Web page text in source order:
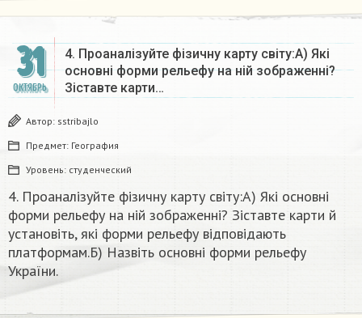
31
ОКТЯБРЬ
4. Проаналізуйте фізичну карту світу:А) Які
основні форми рельефу на нiй зображеннi?
Зіставте карти…
Автор: sstribajlo
Предмет: География
Уровень: студенческий
4. Проаналізуйте фізичну карту світу:А) Які основні
форми рельефу на нiй зображеннi? Зіставте карти й
установіть, які форми рельефу вiдповiдають
платформам.Б) Назвіть основні форми рельефу
України. ​